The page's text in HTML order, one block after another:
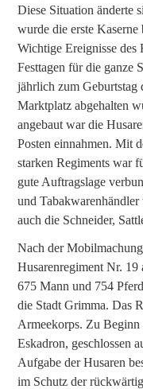
Diese Situation änderte
wurde die erste
Wichtige Ereignisse des
Festtagen für die ganze
jährlich zum Geburtstag
Marktplatz abgehalten
angebaut war die
Posten einnahmen. Mit
starken Regiments war
gute Auftragslage
und Tabakwarenhändler
auch die Schneider,
Nach der
Husarenregiment Nr.
675 Mann und 754
die Stadt Grimma. Das
Armeekorps. Zu
Eskadron, geschlossen
Aufgabe der Husaren
im Schutz der